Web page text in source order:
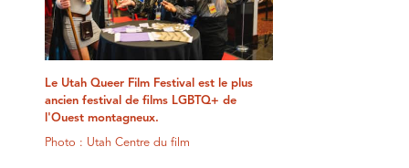
Le Utah Queer Film Festival est le plus
ancien festival de films LGBTQ+ de
l'Ouest montagneux.
Photo : Utah Centre du film